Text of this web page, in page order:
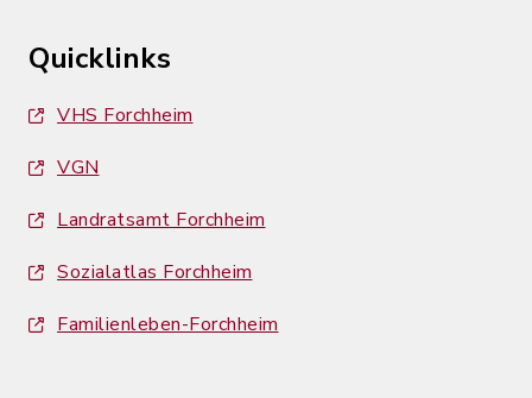
Quicklinks
VHS Forchheim
VGN
Landratsamt Forchheim
Sozialatlas Forchheim
Familienleben-Forchheim